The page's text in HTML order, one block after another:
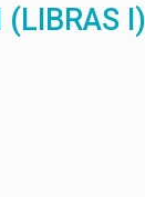
(LIBRAS I)